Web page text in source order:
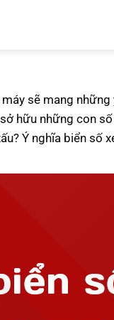
sẽ mang
hữu những con
Ý nghĩa biển số